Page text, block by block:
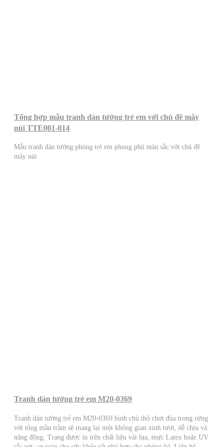
Tổng hợp mẫu tranh dán tường trẻ em với chủ đề mây
núi TTE001-014
Mẫu tranh dán tường phòng trẻ em phong phú màu sắc với chủ đề
mây núi
Tranh dán tường trẻ em M20-0369
Tranh dán tường trẻ em M20-0369 hình chú thỏ chơi đùa trong rừng
với tông mầu trầm sẽ mang lại một không gian xinh tươi, dễ chịu và
năng động. Trang được in trên chất liệu vải lụa, mực Latex hoặc UV